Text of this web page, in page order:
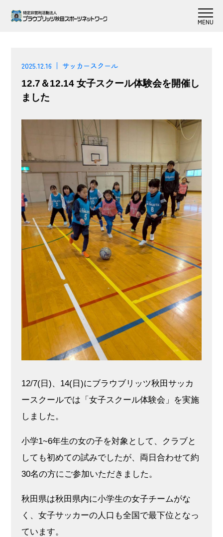
2025.12.16
サッカースクール
12.7＆12.14 女子スクール体験会を開催し
ました
12/7(日)、14(日)にブラウブリッツ秋田サッカ
ースクールでは「女子スクール体験会」を実施
しました。
小学1~6年生の女の子を対象として、クラブと
しても初めての試みでしたが、両日合わせて約
30名の方にご参加いただきました。
秋田県は秋田県内に小学生の女子チームがな
く、女子サッカーの人口も全国で最下位となっ
ています。